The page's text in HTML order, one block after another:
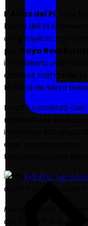
L’Alfàs del Pi.
l’Alfàs del Pi la
del proyecto
por
Goya Real Estate
inmobiliario
escasos metros de la
Natural de Serra
El acto comenzó
repasaba la
imágenes históricas
esta misma parcela,
trabajadores del
Inauguración del
del Pi. Foto: Alicante